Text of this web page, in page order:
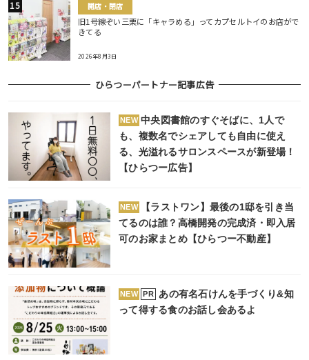
開店・閉店
旧1号線ぞい三栗に「キャラめる」ってカプセルトイのお店がで
きてる
2026年8月3日
ひらつーパートナー記事広告
NEW 中央図書館のすぐそばに、1人で
も、複数名でシェアしても自由に使え
る、光溢れるサロンスペースが新登場！
【ひらつー広告】
NEW
【ラストワン】最後の1邸を引き当
てるのは誰？高橋開発の完成済・即入居
可のお家まとめ【ひらつー不動産】
NEW PR
あの有名石けんを手づくり&知
って得する食のお話し会あるよ